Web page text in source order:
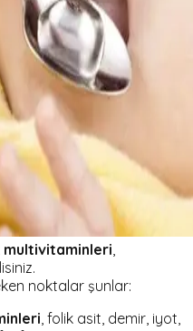
multivitaminleri
noktalar şunlar:
, folik asit, demir, iyot,